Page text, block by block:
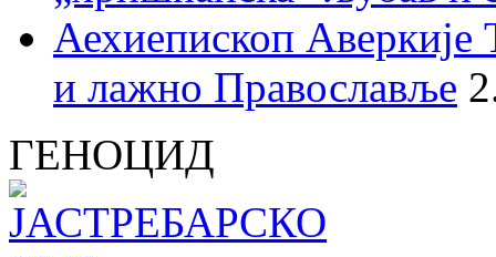
Аехиепископ
и лажно Православље
ГЕНОЦИД